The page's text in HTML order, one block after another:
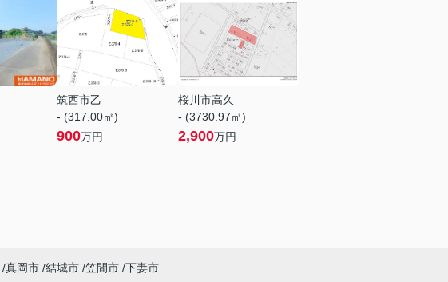
筑西市乙
- (317.00㎡)
900万円
桜川市高久
- (3730.97㎡)
2,900万円
真岡市 結城市 笠間市 下妻市